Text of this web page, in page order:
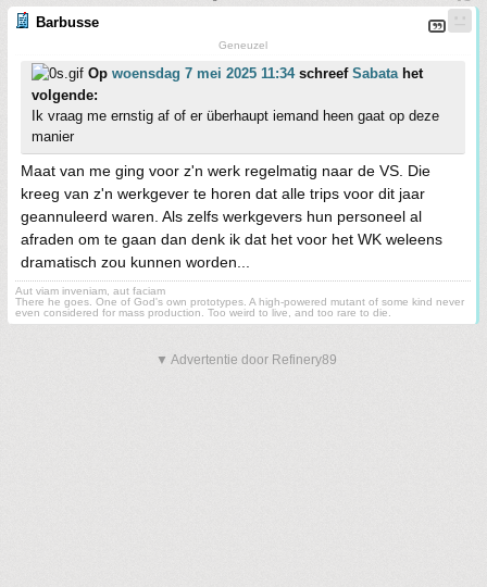
Barbusse
Geneuzel
Op woensdag 7 mei 2025 11:34schreef Sabata het
volgende:
Ik vraag me ernstig af of er überhaupt iemand heen gaat op deze
manier
Maat van me ging voor z'n werk regelmatig naar de VS. Die
kreeg van z'n werkgever te horen dat alle trips voor dit jaar
geannuleerd waren. Als zelfs werkgevers hun personeel al
afraden om te gaan dan denk ik dat het voor het WK weleens
dramatisch zou kunnen worden...
Aut viam inveniam, aut faciam
There he goes. One of God's own prototypes. A high-powered mutant of some kind never
even considered for mass production. Too weird to live, and too rare to die.
▼ Advertentie door Refinery89